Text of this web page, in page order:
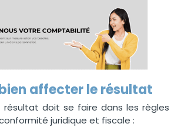
affecter le résultat
résultat doit se faire dans les règles
juridique et fiscale :